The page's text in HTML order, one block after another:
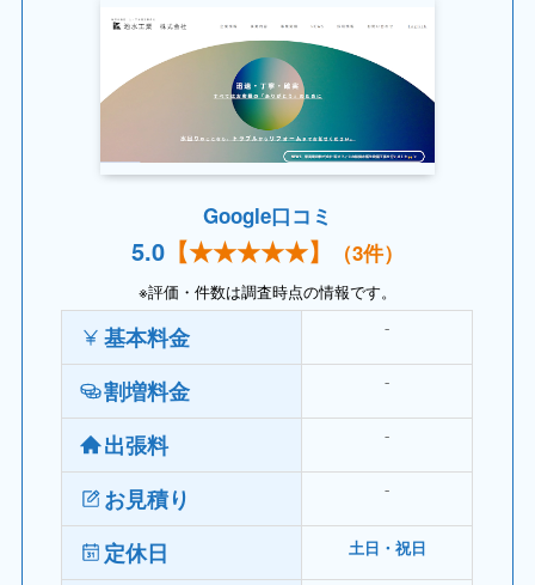
Google口コミ
5.0 【★★★★★】 （3件）
※評価・件数は調査時点の情報です。
基本料金 ⁻
割増料金 ⁻
出張料 ⁻
お見積り ⁻
定休日 土日・祝日